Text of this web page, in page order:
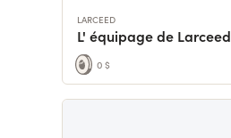
LARCEED
L' équipage de Larceed
0 $